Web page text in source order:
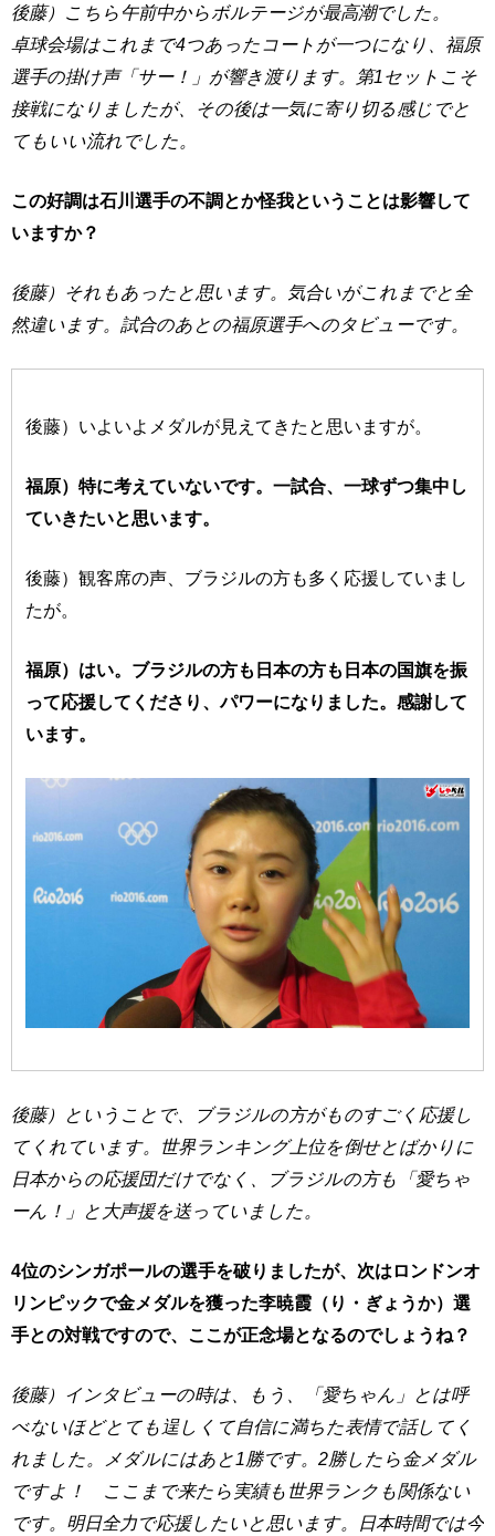
後藤）こちら午前中からボルテージが最高潮でした。
卓球会場はこれまで4つあったコートが一つになり、福原
選手の掛け声「サー！」が響き渡ります。第1セットこそ
接戦になりましたが、その後は一気に寄り切る感じでと
てもいい流れでした。
この好調は石川選手の不調とか怪我ということは影響して
いますか？
後藤）それもあったと思います。気合いがこれまでと全
然違います。試合のあとの福原選手へのタビューです。
後藤）いよいよメダルが見えてきたと思いますが。
福原）特に考えていないです。一試合、一球ずつ集中し
ていきたいと思います。
後藤）観客席の声、ブラジルの方も多く応援していまし
たが。
福原）はい。ブラジルの方も日本の方も日本の国旗を振
って応援してくださり、パワーになりました。感謝して
います。
後藤）ということで、ブラジルの方がものすごく応援し
てくれています。世界ランキング上位を倒せとばかりに
日本からの応援団だけでなく、ブラジルの方も「愛ちゃ
ーん！」と大声援を送っていました。
4位のシンガポールの選手を破りましたが、次はロンドンオ
リンピックで金メダルを獲った李暁霞（り・ぎょうか）選
手との対戦ですので、ここが正念場となるのでしょうね？
後藤）インタビューの時は、もう、「愛ちゃん」とは呼
べないほどとても逞しくて自信に満ちた表情で話してく
れました。メダルにはあと1勝です。2勝したら金メダル
ですよ！ ここまで来たら実績も世界ランクも関係ない
です。明日全力で応援したいと思います。日本時間では今